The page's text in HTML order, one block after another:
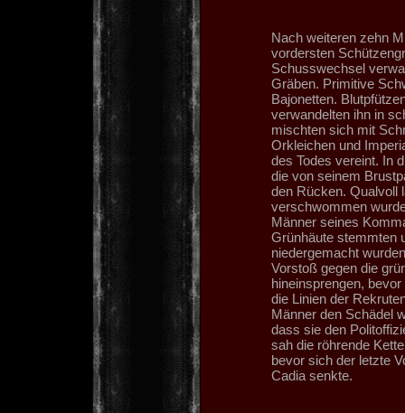
Nach weiteren zehn
vordersten
Schusswechsel
Gräben. Primitive
Bajonetten.
verwandelten ihn in
mischten sich mit
Orkleichen und
des Todes vereint. In
die von seinem
den Rücken. Qualvoll
verschwommen
Männer seines
Grünhäute stemmten
niedergemacht
Vorstoß gegen die
hineinsprengen,
die Linien der
Männer den Schädel
dass sie den
sah die röhrende
bevor sich der letzte
Cadia senkte.